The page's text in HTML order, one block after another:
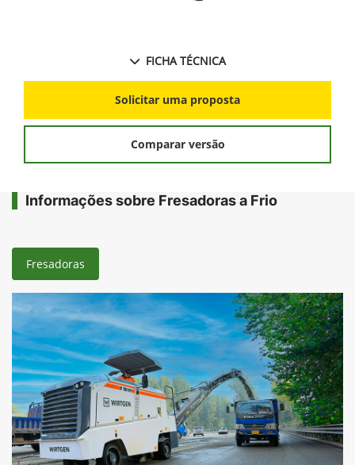
FICHA TÉCNICA
Solicitar uma proposta
Comparar versão
Informações sobre Fresadoras a Frio
Fresadoras